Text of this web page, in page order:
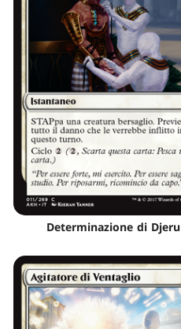
Determinazione di Djeru